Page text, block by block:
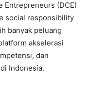
Entrepreneurs (DCE)
social responsibility
banyak peluang
akselerasi
dan
Indonesia.